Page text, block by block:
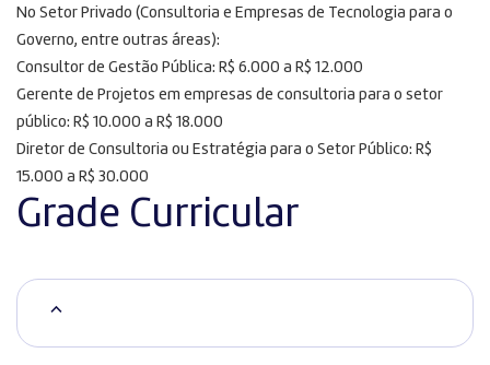
No Setor Privado (Consultoria e Empresas de Tecnologia para o
Governo, entre outras áreas):
Consultor de Gestão Pública: R$ 6.000 a R$ 12.000
Gerente de Projetos em empresas de consultoria para o setor
público: R$ 10.000 a R$ 18.000
Diretor de Consultoria ou Estratégia para o Setor Público: R$
15.000 a R$ 30.000
Grade Curricular